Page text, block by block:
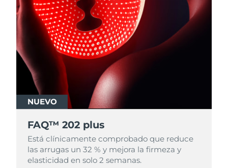
NUEVO
FAQ™ 202 plus
Está clínicamente comprobado que reduce
las arrugas un 32 % y mejora la firmeza y
elasticidad en solo 2 semanas.